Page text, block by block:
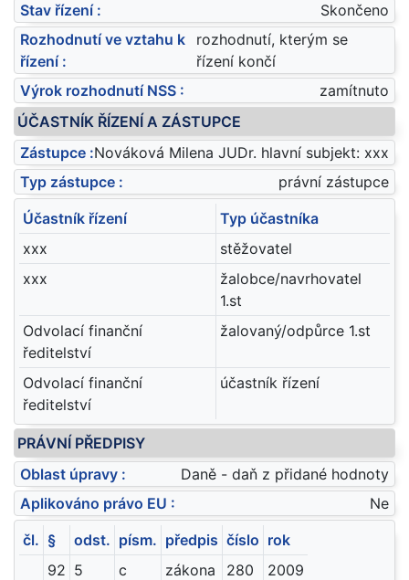
Stav řízení :
Skončeno
Rozhodnutí ve vztahu k
řízení :
rozhodnutí, kterým se
řízení končí
Výrok rozhodnutí NSS :
zamítnuto
ÚČASTNÍK ŘÍZENÍ A ZÁSTUPCE
Zástupce :Nováková Milena JUDr. hlavní subjekt: xxx
Typ zástupce :
právní zástupce
Účastník řízení
Typ účastníka
xxx
stěžovatel
xxx
žalobce/navrhovatel
1.st
Odvolací finanční
ředitelství
žalovaný/odpůrce 1.st
Odvolací finanční
ředitelství
účastník řízení
PRÁVNÍ PŘEDPISY
Oblast úpravy :
Daně - daň z přidané hodnoty
Aplikováno právo EU :
Ne
čl. § odst. písm. předpis číslo rok
92 5 c zákona 280
2009